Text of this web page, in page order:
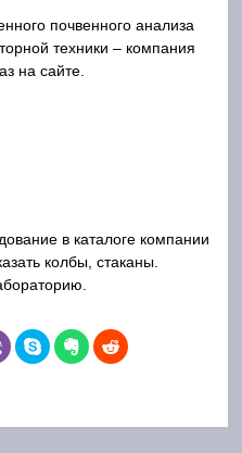
почвенного анализа
техники – компания
на сайте.
в каталоге компании
колбы, стаканы.